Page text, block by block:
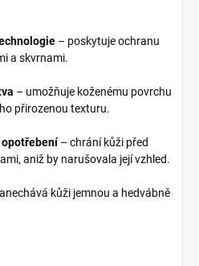
– poskytuje ochranu
a skvrnami.
– umožňuje koženému povrchu
přirozenou texturu.
– chrání kůži před
aniž by narušovala její vzhled.
kůži jemnou a hedvábně